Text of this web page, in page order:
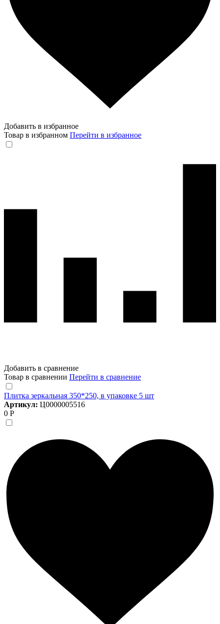
Добавить в избранное
Товар в избранном Перейти в избранное
Добавить в сравнение
Товар в сравнении Перейти в сравнение
Плитка зеркальная 350*250, в упаковке 5 шт
Артикул: Ц0000005516
0 Р